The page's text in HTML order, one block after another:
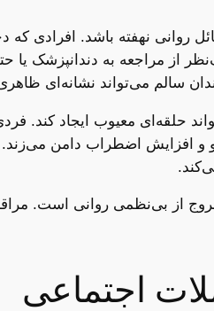
روانی نهفته باشد. افرادی که
از مراجعه به دندانپزشک یا
سالم می‌تواند نشانه‌ای
حلقه‌ای معیوب ایجاد کند.
و افزایش اضطراب دامن می‌زند.
از بی‌نظمی روانی است.
اجتماعی